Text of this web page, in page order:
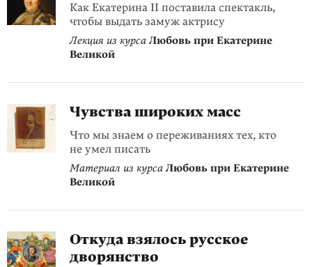
Как Екатерина II поставила спектакль,
чтобы выдать замуж актрису
Лекция из курса Любовь при Екатерине
Великой
Чувства широких масс
Что мы знаем о переживаниях тех, кто
не умел писать
Материал из курса Любовь при Екатерине
Великой
Откуда взялось русское
дворянство